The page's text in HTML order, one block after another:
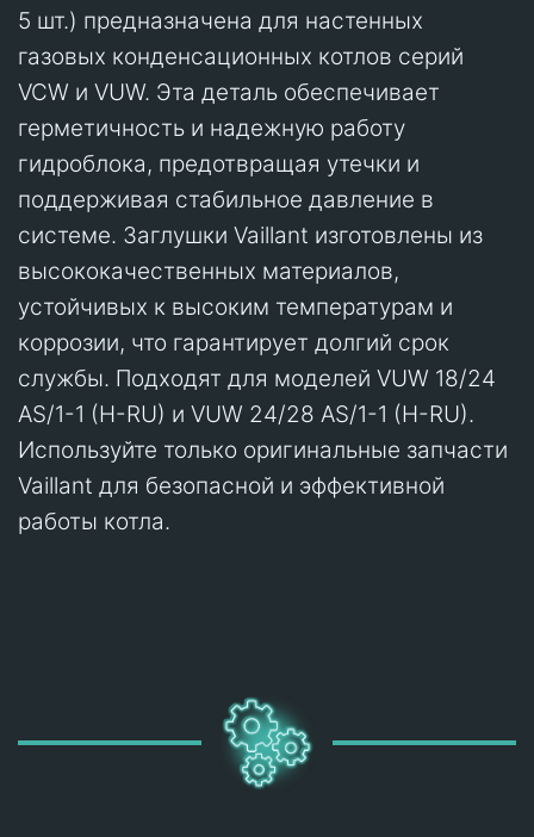
5 шт.) предназначена для настенных
газовых конденсационных котлов серий
VCW и VUW. Эта деталь обеспечивает
герметичность и надежную работу
гидроблока, предотвращая утечки и
поддерживая стабильное давление в
системе. Заглушки Vaillant изготовлены из
высококачественных материалов,
устойчивых к высоким температурам и
коррозии, что гарантирует долгий срок
службы. Подходят для моделей VUW 18/24
AS/1-1 (H-RU) и VUW 24/28 AS/1-1 (H-RU).
Используйте только оригинальные запчасти
Vaillant для безопасной и эффективной
работы котла.